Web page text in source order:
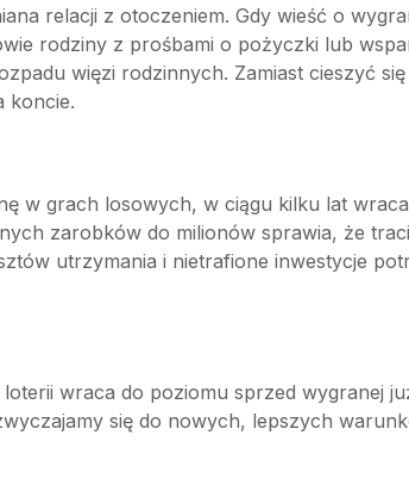
relacji z otoczeniem. Gdy wieść o
rodziny z prośbami o pożyczki lub
więzi rodzinnych. Zamiast cieszyć
koncie.
w grach losowych, w ciągu kilku lat
zarobków do milionów sprawia, że
utrzymania i nietrafione inwestycje
wraca do poziomu sprzed wygranej
się do nowych, lepszych